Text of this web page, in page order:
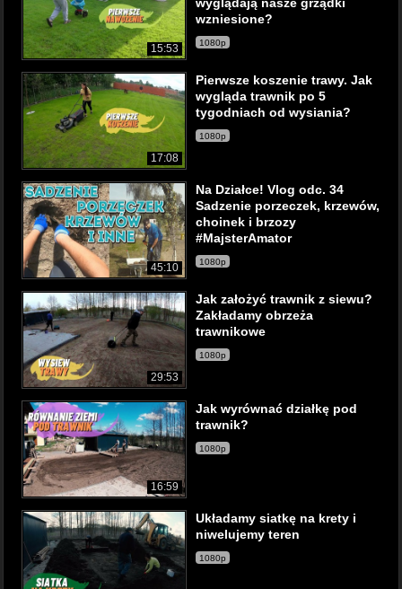
15:53
wzniesione?
1080p
17:08
Pierwsze koszenie trawy. Jak
wygląda trawnik po 5
tygodniach od wysiania?
1080p
45:10
Na Działce! Vlog odc. 34
Sadzenie porzeczek, krzewów,
choinek i brzozy
#MajsterAmator
1080p
29:53
Jak założyć trawnik z siewu?
Zakładamy obrzeża
trawnikowe
1080p
16:59
Jak wyrównać działkę pod
trawnik?
1080p
Układamy siatkę na krety i
niwelujemy teren
1080p